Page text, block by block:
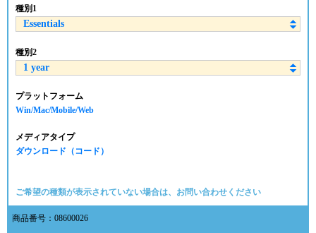
種別1
種別2
プラットフォーム
Win/Mac/Mobile/Web
メディアタイプ
ダウンロード（コード）
ご希望の種類が表示されていない場合は、お問い合わせください
商品番号：08600026